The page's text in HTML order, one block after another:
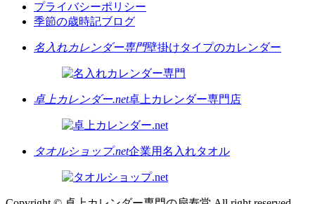
プライバシーポリシー
季節の歳時記ブログ
名入れカレンダー専門壁掛けタイプのカレンダー
卓上カレンダー.net卓上カレンダー専門店
タオルショップ.net企業用名入れタオル